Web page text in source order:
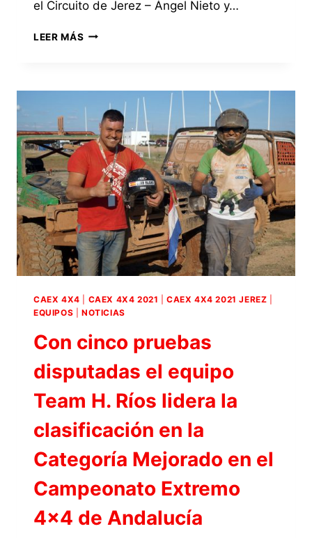
el Circuito de Jerez – Ángel Nieto y…
LEER MÁS PUBLICADO
DEL
I
EXTREME
4×4
DE
JEREZ,
ÚLTIMA
CITA
DEL
CAMPEONATO
EXTREMO
4×4
DE
2021
CAEX 4X4 CAEX 4X4 2021 |CAEX 4X4 2021 JEREZ
EQUIPOS
NOTICIAS
Con cinco pruebas
disputadas el equipo
Team H. Ríos lidera la
clasificación en la
Categoría Mejorado en el
Campeonato Extremo
4×4 de Andalucía